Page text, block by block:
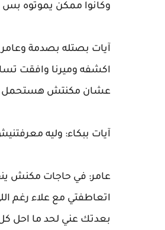
وكانوا ممكن يموتوه بس
آيات بصتله بصدمة وعامر
اكشفه وميرنا وافقت
عشان مكنتش هستحمل
آيات ببكاء: وليه
عامر: في حاجات مكنش
اتعاطفتي مع علاء رغم
بعدتك عني لحد ما احل